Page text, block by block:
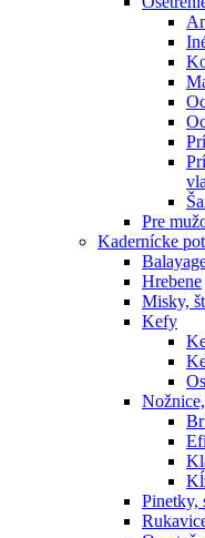
Pre
Kadernícke
Hrebene
Misky,
Kefy
Pinetky,